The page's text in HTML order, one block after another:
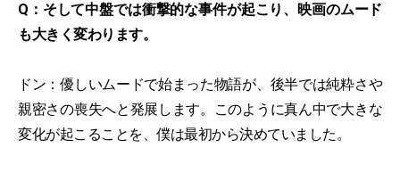
Q：そして中盤では衝撃的な事件が起こり、映画のムード
も大きく変わります。
ドン：優しいムードで始まった物語が、後半では純粋さや
親密さの喪失へと発展します。このように真ん中で大きな
変化が起こることを、僕は最初から決めていました。